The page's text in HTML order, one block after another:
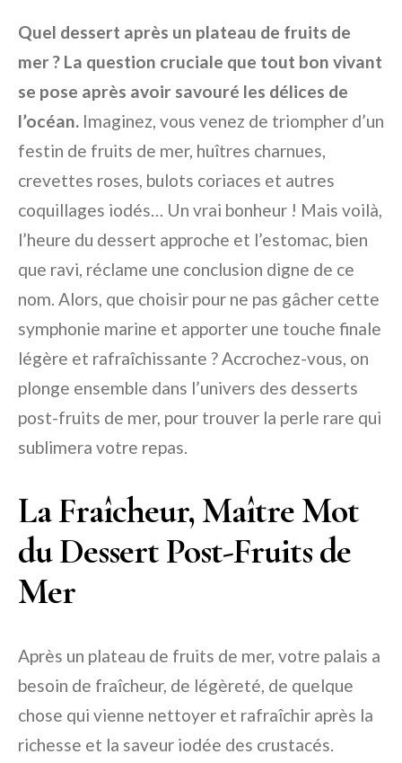
Quel dessert après un plateau de fruits de
mer ? La question cruciale que tout bon vivant
se pose après avoir savouré les délices de
l’océan. Imaginez, vous venez de triompher d’un
festin de fruits de mer, huîtres charnues,
crevettes roses, bulots coriaces et autres
coquillages iodés… Un vrai bonheur ! Mais voilà,
l’heure du dessert approche et l’estomac, bien
que ravi, réclame une conclusion digne de ce
nom. Alors, que choisir pour ne pas gâcher cette
symphonie marine et apporter une touche finale
légère et rafraîchissante ? Accrochez-vous, on
plonge ensemble dans l’univers des desserts
post-fruits de mer, pour trouver la perle rare qui
sublimera votre repas.
La Fraîcheur, Maître Mot
du Dessert Post-Fruits de
Mer
Après un plateau de fruits de mer, votre palais a
besoin de fraîcheur, de légèreté, de quelque
chose qui vienne nettoyer et rafraîchir après la
richesse et la saveur iodée des crustacés.